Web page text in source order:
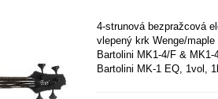
4-strunová bezpražcová
vlepený krk Wenge/
Bartolini MK1-4/F &
Bartolini MK-1 EQ, 1vol,